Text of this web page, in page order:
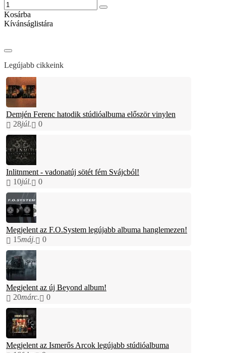
Kosárba
Kívánságlistára
Legújabb cikkeink
Demjén Ferenc hatodik stúdióalbuma először vinylen
28júl. 0
Inlitnment - vadonatúj sötét fém Svájcból!
10júl. 0
Megjelent az F.O.System legújabb albuma hanglemezen!
15máj. 0
Megjelent az új Beyond album!
20márc. 0
Megjelent az Ismerős Arcok legújabb stúdióalbuma